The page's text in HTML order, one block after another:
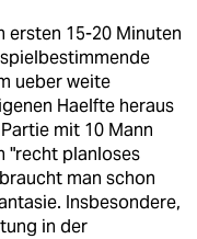
ersten 15-20 Minuten
ueber weite
Haelfte heraus
mit 10 Mann
"recht planloses
man schon
Insbesondere,
in der